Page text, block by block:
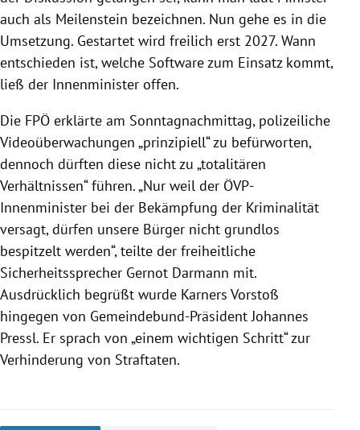
auch als Meilenstein bezeichnen. Nun gehe es in die
Umsetzung. Gestartet wird freilich erst 2027. Wann
entschieden ist, welche Software zum Einsatz kommt,
ließ der Innenminister offen.
Die FPÖ erklärte am Sonntagnachmittag, polizeiliche
Videoüberwachungen „prinzipiell“ zu befürworten,
dennoch dürften diese nicht zu „totalitären
Verhältnissen“ führen. „Nur weil der ÖVP-
Innenminister bei der Bekämpfung der Kriminalität
versagt, dürfen unsere Bürger nicht grundlos
bespitzelt werden“, teilte der freiheitliche
Sicherheitssprecher Gernot Darmann mit.
Ausdrücklich begrüßt wurde Karners Vorstoß
hingegen von Gemeindebund-Präsident Johannes
Pressl. Er sprach von „einem wichtigen Schritt“ zur
Verhinderung von Straftaten.